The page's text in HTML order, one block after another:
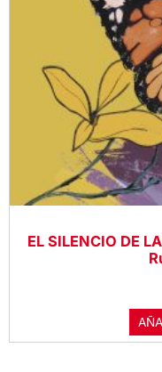
EL SILENCIO DE